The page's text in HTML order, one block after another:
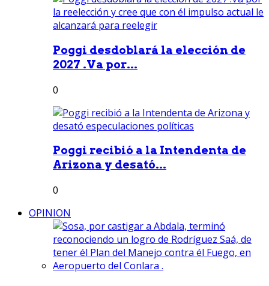
Poggi desdoblará la elección de
2027 .Va por...
0
Poggi recibió a la Intendenta de
Arizona y desató...
0
OPINION